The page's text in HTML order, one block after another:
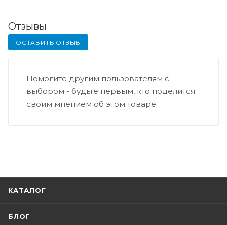
Отзывы
ОСТАВИТЬ ОТЗЫВ
Помогите другим пользователям с
выбором - будьте первым, кто поделится
своим мнением об этом товаре
КАТАЛОГ
БЛОГ